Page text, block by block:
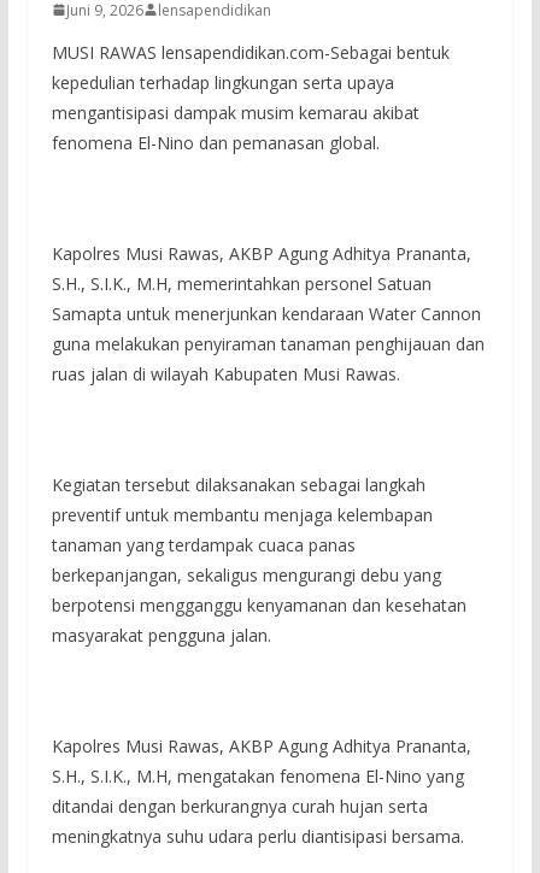
Juni 9, 2026 lensapendidikan
MUSI RAWAS lensapendidikan.com-Sebagai bentuk
kepedulian terhadap lingkungan serta upaya
mengantisipasi dampak musim kemarau akibat
fenomena El-Nino dan pemanasan global.
Kapolres Musi Rawas, AKBP Agung Adhitya Prananta,
S.H., S.I.K., M.H, memerintahkan personel Satuan
Samapta untuk menerjunkan kendaraan Water Cannon
guna melakukan penyiraman tanaman penghijauan dan
ruas jalan di wilayah Kabupaten Musi Rawas.
Kegiatan tersebut dilaksanakan sebagai langkah
preventif untuk membantu menjaga kelembapan
tanaman yang terdampak cuaca panas
berkepanjangan, sekaligus mengurangi debu yang
berpotensi mengganggu kenyamanan dan kesehatan
masyarakat pengguna jalan.
Kapolres Musi Rawas, AKBP Agung Adhitya Prananta,
S.H., S.I.K., M.H, mengatakan fenomena El-Nino yang
ditandai dengan berkurangnya curah hujan serta
meningkatnya suhu udara perlu diantisipasi bersama.